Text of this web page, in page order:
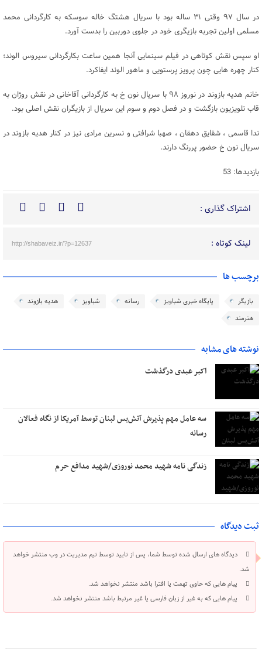
در سال ۹۷ وقتی ۳۱ ساله بود با سریال هشتگ خاله سوسکه به کارگردانی محمد
مسلمی اولین تجربه بازیگری خود در جلوی دوربین را بدست آورد.
او سپس نقش کوتاهی در فیلم سینمایی آنجا همین ساعت بکارگردانی سیروس الوند؛
کنار چهره هایی چون پرویز پرستویی و ماهور الوند ایفاکرد.
خانم هدیه بازوند در نوروز ۹۸ با سریال نون خ به کارگردانی آقاخانی در نقش روژان به
قاب تلویزیون بازگشت و در فصل دوم و سوم این سریال از بازیگران نقش اصلی بود.
ندا قاسمی ، شقایق دهقان ، صهبا شرافتی و نسرین مرادی نیز در کنار هدیه بازوند در
سریال نون خ حضور پررنگ دارند.
بازدیدها: 53
اشتراک گذاری :
لینک کوتاه : http://shabaveiz.ir/?p=12637
برچسب ها
بازیگر پایگاه خبری شباویز رسانه شباویز
هدیه بازوند
هنرمند
نوشته های مشابه
اکبر عبدی درگذشت
سه عامل مهم پذیرش آتش‌بس لبنان توسط آمریکا از نگاه فعالان
رسانه
زندگی نامه شهید محمد نوروزی/شهید مدافع حرم
ثبت دیدگاه
دیدگاه های ارسال شده توسط شما، پس از تایید توسط تیم مدیریت در وب منتشر خواهد
شد.
پیام هایی که حاوی تهمت یا افترا باشد منتشر نخواهد شد.
پیام هایی که به غیر از زبان فارسی یا غیر مرتبط باشد منتشر نخواهد شد.